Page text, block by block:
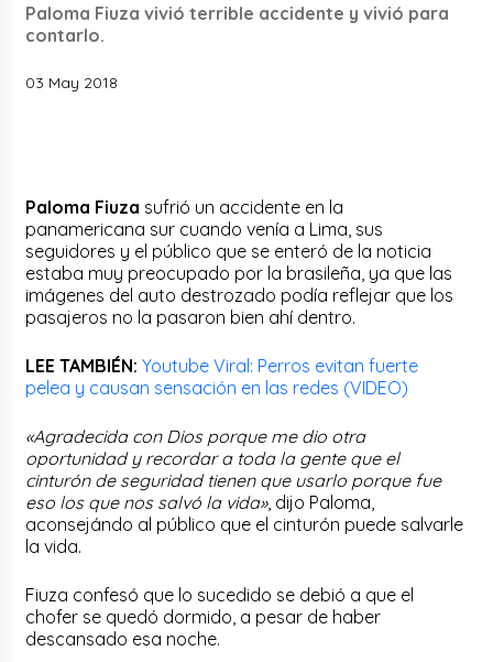
Paloma Fiuza vivió terrible accidente y vivió para
contarlo.
03 May 2018
Paloma Fiuza sufrió un accidente en la
panamericana sur cuando venía a Lima, sus
seguidores y el público que se enteró de la noticia
estaba muy preocupado por la brasileña, ya que las
imágenes del auto destrozado podía reflejar que los
pasajeros no la pasaron bien ahí dentro.
LEE TAMBIÉN: Youtube Viral: Perros evitan fuerte
pelea y causan sensación en las redes (VIDEO)
«Agradecida con Dios porque me dio otra
oportunidad y recordar a toda la gente que el
cinturón de seguridad tienen que usarlo porque fue
eso los que nos salvó la vida», dijo Paloma,
aconsejándo al público que el cinturón puede salvarle
la vida.
Fiuza confesó que lo sucedido se debió a que el
chofer se quedó dormido, a pesar de haber
descansado esa noche.